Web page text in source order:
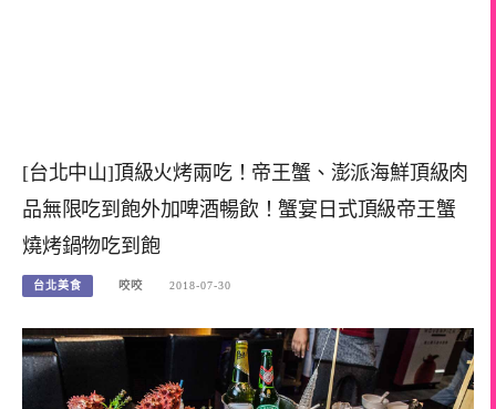
[台北中山]頂級火烤兩吃！帝王蟹、澎派海鮮頂級肉
品無限吃到飽外加啤酒暢飲！蟹宴日式頂級帝王蟹
燒烤鍋物吃到飽
台北美食 咬咬 2018-07-30